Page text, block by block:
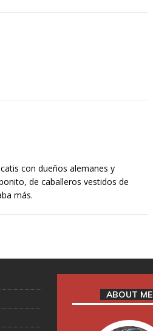
con dueños alemanes y
de caballeros vestidos de
más.
ABOUT ME